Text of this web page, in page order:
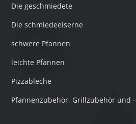
Die geschmiedete
Die schmiedeeiserne
schwere Pfannen
leichte Pfannen
Pizzableche
Pfannenzubehör, Grillzubehör und